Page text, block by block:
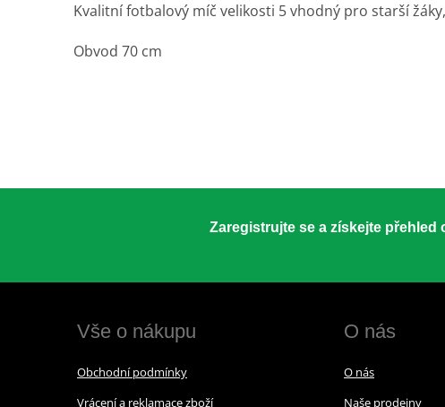
Kvalitní fotbalový míč velikosti 5 vhodný pro starší
Obvod 70 cm
Zaregistrujte se a získejte přehled
Vše o nákupu
Obchodní podmínky
Vrácení a reklamace zboží
O nás
O nás
Naše prodejny